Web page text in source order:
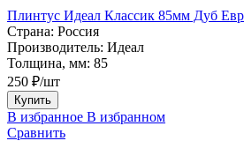
Плинтус Идеал Классик 85мм Дуб
Страна: Россия
Производитель: Идеал
Толщина, мм: 85
250 ₽/шт
Купить
В избранное В избранном
Сравнить